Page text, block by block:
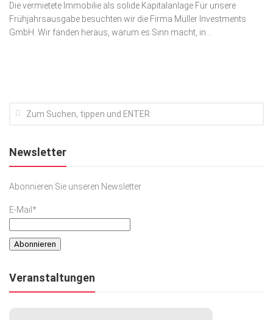
Die vermietete Immobilie als solide Kapitalanlage Für unsere
Frühjahrsausgabe be­suchten wir die Firma Müller Investments
GmbH. Wir fanden heraus, warum es Sinn macht, in...
Newsletter
Abonnieren Sie unseren Newsletter
E-Mail*
Veranstaltungen